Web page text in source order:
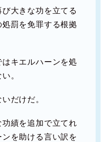
大きな功を立てる
罰を免罪する根拠
キエルハーンを処
。
だけだ。
績を追加で立てれ
を助ける言い訳を